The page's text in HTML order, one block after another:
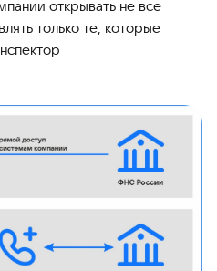
открывать не все
только те, которые